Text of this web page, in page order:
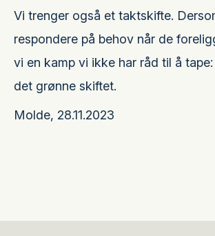
Vi trenger også et taktskifte.
respondere på behov når de
vi en kamp vi ikke har råd til å
det grønne skiftet.
Molde, 28.11.2023